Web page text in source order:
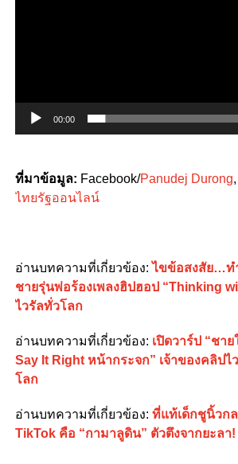
00:00
ที่มาข้อมูล: Facebook/Panudej Durong,
ไทยรัฐออนไลน์
อ่านบทความที่เกี่ยวข้อง:ไขข้อสงสัย…ท
ชายรุ่นพ่อร้องเพลงฮิปฮอป “Thinking
ไวรัลทั่วโลก
อ่านบทความที่เกี่ยวข้อง: เปิดวาร์ป “ชา
Say It Right หน้ากระจก” เจ้าของคลิปไ
โลก
อ่านบทความที่เกี่ยวข้อง: ที่แท้เด็กชูนิ้วก
TikTok คือ “กามาลูดิน” ตัวตึงจากยะลา!